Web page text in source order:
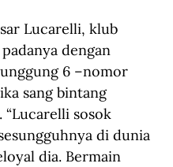
Lucarelli, klub
dengan
6 –nomor
sang bintang
“Lucarelli sosok
di dunia
dia. Bermain